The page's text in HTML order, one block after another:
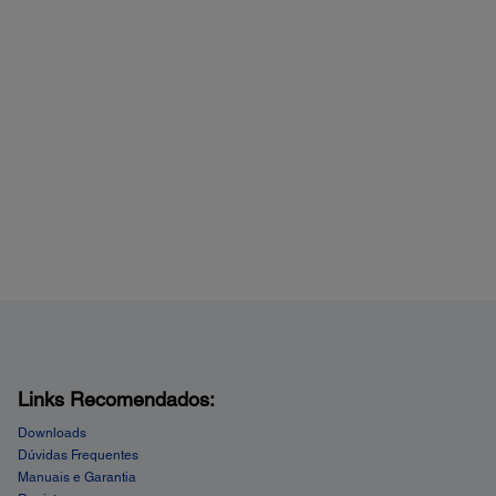
Links Recomendados:
Downloads
Dúvidas Frequentes
Manuais e Garantia